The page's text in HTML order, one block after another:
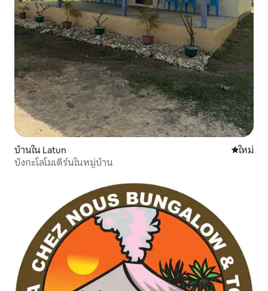
บ้านใน Latun ที่พักใหม่
ใหม่
บังกะโลโมเดิร์นในหมู่บ้าน